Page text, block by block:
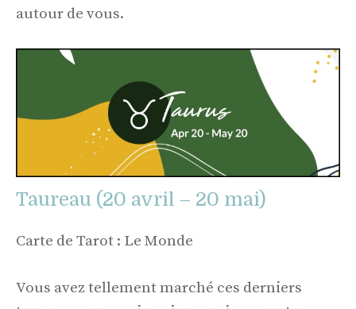
autour de vous.
Taureau (20 avril – 20 mai)
Carte de Tarot : Le Monde
Vous avez tellement marché ces derniers